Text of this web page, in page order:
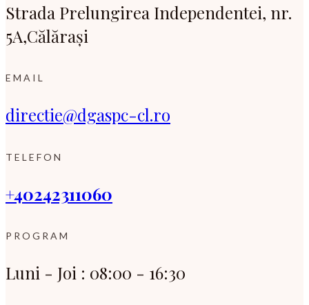
Strada Prelungirea Independentei, nr.
5A,Călărași
EMAIL
directie@dgaspc-cl.ro
TELEFON
+40242311060
PROGRAM
Luni - Joi : 08:00 - 16:30